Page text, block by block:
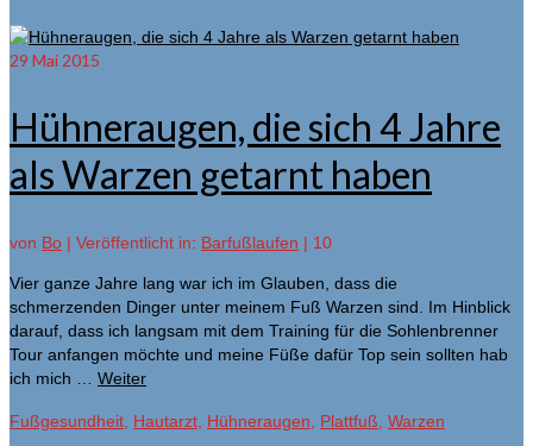
29 Mai 2015
Hühneraugen, die sich 4 Jahre
als Warzen getarnt haben
von Bo | Veröffentlicht in: Barfußlaufen | 10
Vier ganze Jahre lang war ich im Glauben, dass die
schmerzenden Dinger unter meinem Fuß Warzen sind. Im Hinblick
darauf, dass ich langsam mit dem Training für die Sohlenbrenner
Tour anfangen möchte und meine Füße dafür Top sein sollten hab
ich mich … Weiter
Fußgesundheit Hautarzt Hühneraugen Plattfuß Warzen